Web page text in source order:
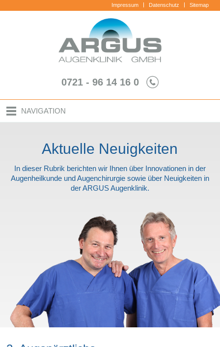
Impressum Datenschutz Sitemap
0721 - 96 14 16 0
NAVIGATION
Aktuelle Neuigkeiten
In dieser Rubrik berichten wir Ihnen über Innovationen in der
Augenheilkunde und Augenchirurgie sowie über Neuigkeiten in
der ARGUS Augenklinik.